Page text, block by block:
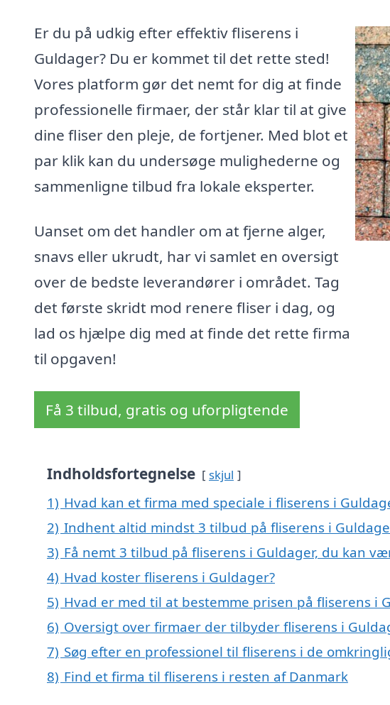
Er du på udkig efter effektiv fliserens i
Guldager? Du er kommet til det rette sted!
Vores platform gør det nemt for dig at finde
professionelle firmaer, der står klar til at give
dine fliser den pleje, de fortjener. Med blot et
par klik kan du undersøge mulighederne og
sammenligne tilbud fra lokale eksperter.
Uanset om det handler om at fjerne alger,
snavs eller ukrudt, har vi samlet en oversigt
over de bedste leverandører i området. Tag
det første skridt mod renere fliser i dag, og
lad os hjælpe dig med at finde det rette firma
til opgaven!
Få 3 tilbud, gratis og uforpligtende
Indholdsfortegnelse skjul
1) Hvad kan et firma med speciale i fliserens i
2) Indhent altid mindst 3 tilbud på fliserens i
3) Få nemt 3 tilbud på fliserens i Guldager, du kan
4) Hvad koster fliserens i Guldager?
5) Hvad er med til at bestemme prisen på fliserens i
6) Oversigt over firmaer der tilbyder fliserens i
7) Søg efter en professionel til fliserens i de
8) Find et firma til fliserens i resten af Danmark